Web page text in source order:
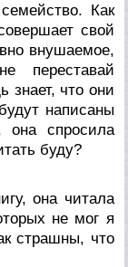
Как
свой
внушаемое,
переставай
знает, что они
написаны
спросила
буду?
она читала
не мог я
страшны, что